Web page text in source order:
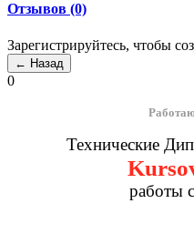
Отзывов (0)
Зарегистрируйтесь, чтобы
0
Технические
работы